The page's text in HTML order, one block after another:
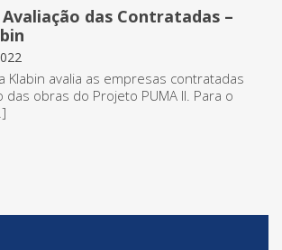
das Contratadas –
Klabin avalia as empresas contratadas
obras do Projeto PUMA II. Para o